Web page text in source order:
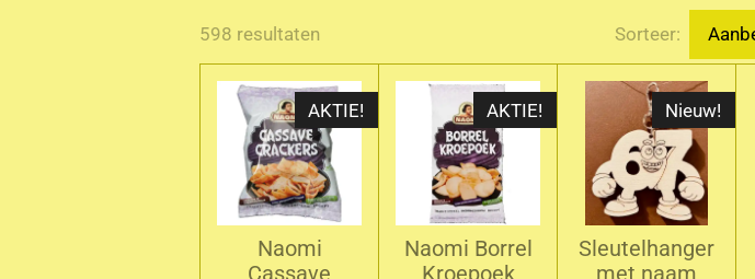
598 resultaten Sorteer:
AKTIE!
Naomi
Cassave
AKTIE!
Naomi Borrel
Kroepoek
Nieuw!
Sleutelhanger
met naam